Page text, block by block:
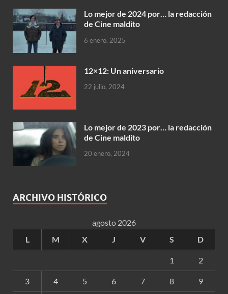
Lo mejor de 2024 por… la redacción
de Cine maldito
6 enero, 2025
12×12: Un aniversario
22 julio, 2024
Lo mejor de 2023 por… la redacción
de Cine maldito
20 enero, 2024
ARCHIVO HISTÓRICO
agosto 2026
L
M X J V S D
1 2
3 4 5 6 7 8 9